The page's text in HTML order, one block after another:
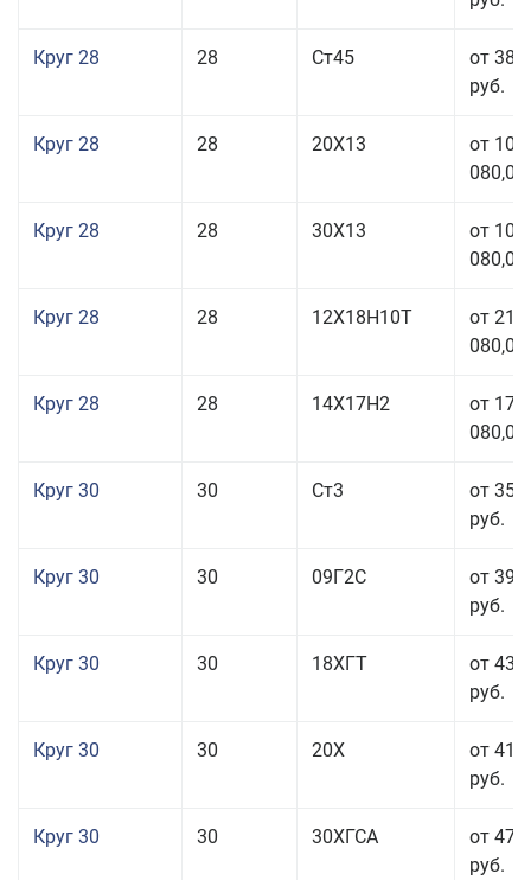
Круг 28 28 Ст45
от 38
руб.
Круг 28 28 20Х13
от 103
080,00
Круг 28 28 30Х13
от 103
080,00
Круг 28 28 12Х18Н10Т
от 210
080,00
Круг 28 28 14Х17Н2
от 179
080,00
Круг 30 30 Ст3
от 35
руб.
Круг 30 30 09Г2С
от 39
руб.
Круг 30 30 18ХГТ
от 43
руб.
Круг 30 30 20Х
от 41
руб.
Круг 30 30 30ХГСА
от 47
руб.